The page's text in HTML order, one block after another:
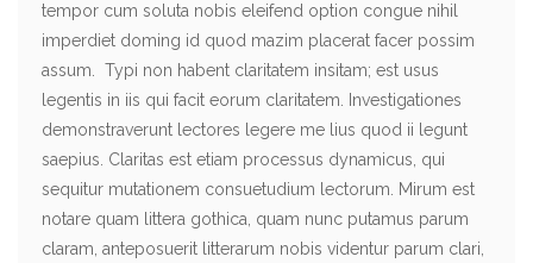
tempor cum soluta nobis eleifend option congue nihil
imperdiet doming id quod mazim placerat facer possim
assum. Typi non habent claritatem insitam; est usus
legentis in iis qui facit eorum claritatem. Investigationes
demonstraverunt lectores legere me lius quod ii legunt
saepius. Claritas est etiam processus dynamicus, qui
sequitur mutationem consuetudium lectorum. Mirum est
notare quam littera gothica, quam nunc putamus parum
claram, anteposuerit litterarum nobis videntur parum clari,